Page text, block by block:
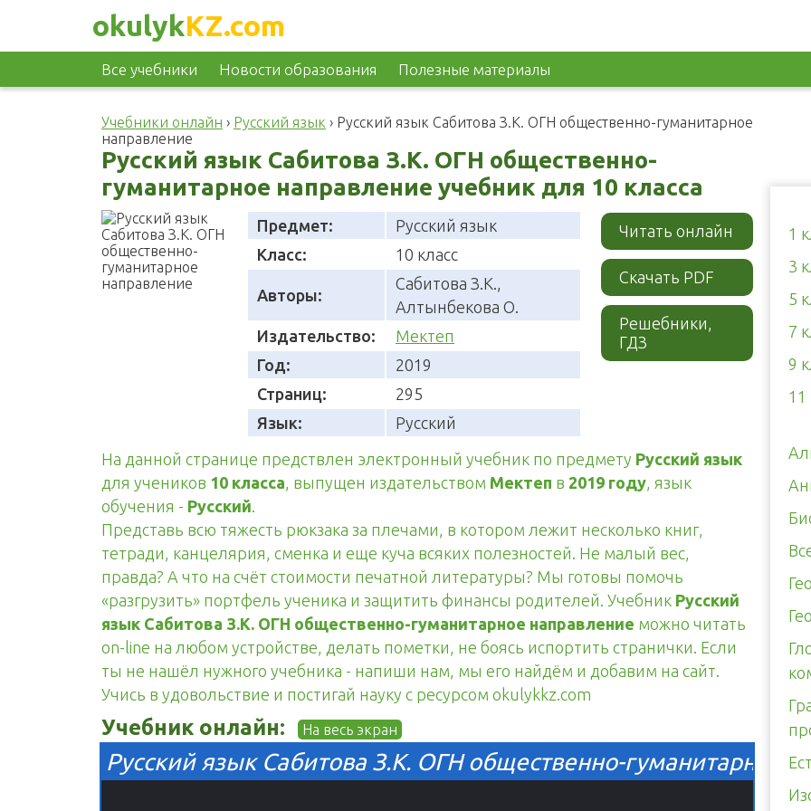
okulykKZ.com
Все учебники Новости образования Полезные материалы
Учебники онлайн › Русский язык › Русский язык Сабитова З.К. ОГН общественно-гуманитарное
направление
Русский язык Сабитова З.К. ОГН общественно-
гуманитарное направление учебник для 10 класса
Предмет:
Русский язык
Класс:
10 класс
Авторы:
Сабитова З.К.,
Алтынбекова О.
Издательство:
Мектеп
Год:
2019
Страниц:
295
Язык:
Русский
Читать онлайн
Скачать PDF
Решебники,
ГДЗ
На данной странице предствлен электронный учебник по предмету Русский язык
для учеников 10 класса, выпущен издательством Мектеп в 2019 году, язык
обучения - Русский.
Представь всю тяжесть рюкзака за плечами, в котором лежит несколько книг,
тетради, канцелярия, сменка и еще куча всяких полезностей. Не малый вес,
правда? А что на счёт стоимости печатной литературы? Мы готовы помочь
«разгрузить» портфель ученика и защитить финансы родителей. Учебник Русский
язык Сабитова З.К. ОГН общественно-гуманитарное направление можно читать
on-line на любом устройстве, делать пометки, не боясь испортить странички. Если
ты не нашёл нужного учебника - напиши нам, мы его найдём и добавим на сайт.
Учись в удовольствие и постигай науку с ресурсом okulykkz.com
Учебник онлайн: На весь экран
Русский язык Сабитова З.К. ОГН общественно-гуманитарное
1
3
5
7
9
11